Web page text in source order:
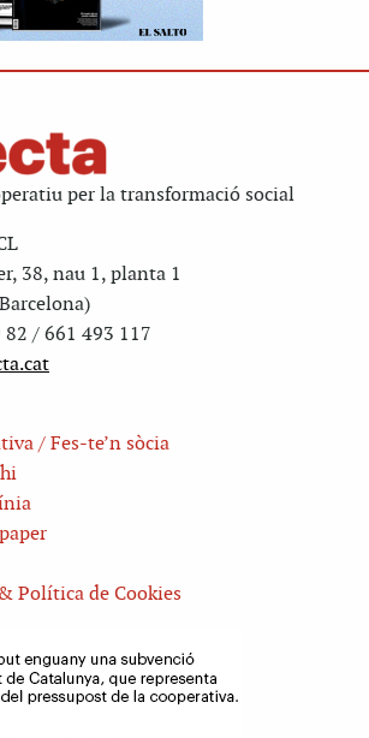
per la transformació social
38, nau 1, planta 1
82 / 661 493 117
/ Fes-te’n sòcia
Política de Cookies